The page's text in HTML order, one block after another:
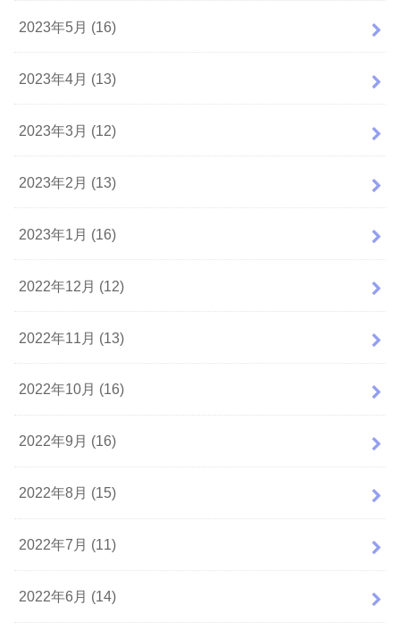
2023年5月 (16)
2023年4月 (13)
2023年3月 (12)
2023年2月 (13)
2023年1月 (16)
2022年12月 (12)
2022年11月 (13)
2022年10月 (16)
2022年9月 (16)
2022年8月 (15)
2022年7月 (11)
2022年6月 (14)